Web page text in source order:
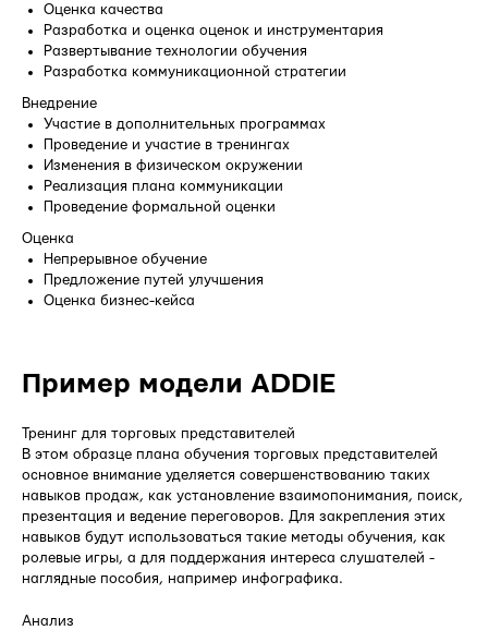
Оценка качества
Разработка и оценка оценок и инструментария
Развертывание технологии обучения
Разработка коммуникационной стратегии
Внедрение
Участие в дополнительных программах
Проведение и участие в тренингах
Изменения в физическом окружении
Реализация плана коммуникации
Проведение формальной оценки
Оценка
Непрерывное обучение
Предложение путей улучшения
Оценка бизнес-кейса
Пример модели ADDIE
Тренинг для торговых представителей
В этом образце плана обучения торговых представителей
основное внимание уделяется совершенствованию таких
навыков продаж, как установление взаимопонимания, поиск,
презентация и ведение переговоров. Для закрепления этих
навыков будут использоваться такие методы обучения, как
ролевые игры, а для поддержания интереса слушателей -
наглядные пособия, например инфографика.
Анализ